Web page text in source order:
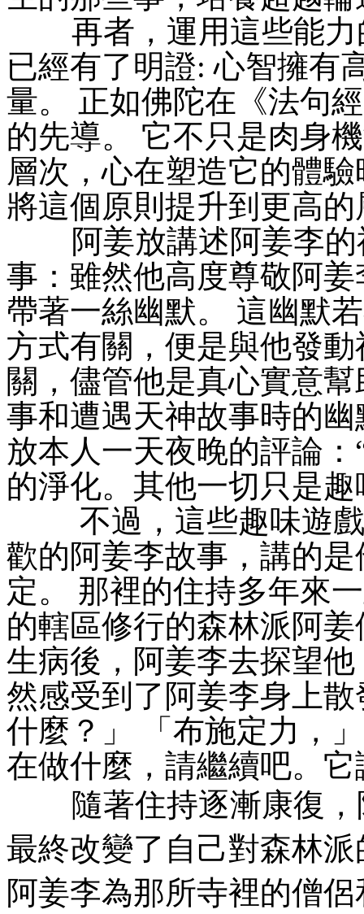
再者，運用這些能力
已經有了明證: 心智擁有
量。 正如佛陀在《法句
的先導。 它不只是肉身
層次，心在塑造它的體
將這個原則提升到更高
阿姜放講述阿姜李的
事：雖然他高度尊敬阿
帶著一絲幽默。 這幽默
方式有關，便是與他發
關，儘管他是真心實意
事和遭遇天神故事時的
放本人一天夜晚的評論
的淨化。其他一切只是趣
不過，這些趣味遊戲
歡的阿姜李故事，講的
定。 那裡的住持多年來
的轄區修行的森林派阿
生病後，阿姜李去探望
然感受到了阿姜李身上
什麼？」 「布施定力，
在做什麼，請繼續吧。
隨著住持逐漸康復，
最終改變了自己對森林
阿姜李為那所寺裡的僧